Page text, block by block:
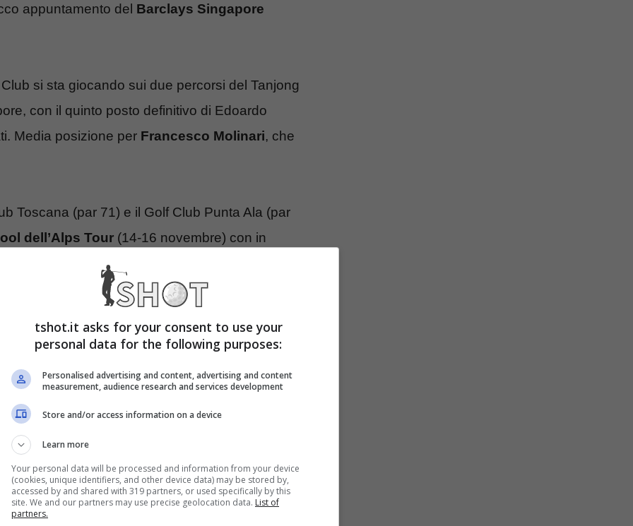
appuntamento del Barclays Singapore
si sta giocando sui due percorsi del Tanjong
con il quinto posto definitivo di Edoardo
Media posizione per Francesco Molinari, che
Toscana (par 71) e il Golf Club Punta Ala (par
dell’Alps Tour (14-16 novembre) con in
Bertasio
ha vinto il Campionato Nazionale
par, tappa finale del Pilsner Urquell Pro Tour
di Fasano (BR).
tshot.it asks for your consent to use your
personal data for the following purposes:
Personalised advertising and content, advertising and content
measurement, audience research and services development
Store and/or access information on a device
Learn more
Your personal data will be processed and information from your device
(cookies, unique identifiers, and other device data) may be stored by,
accessed by and shared with 319 partners, or used specifically by this
site. We and our partners may use precise geolocation data. List of
partners.